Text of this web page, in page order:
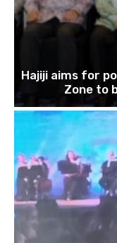
Hajiji aims for
Zone to